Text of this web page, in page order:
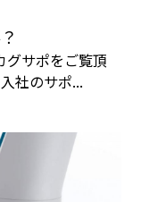
サポをご覧頂
社のサポ...